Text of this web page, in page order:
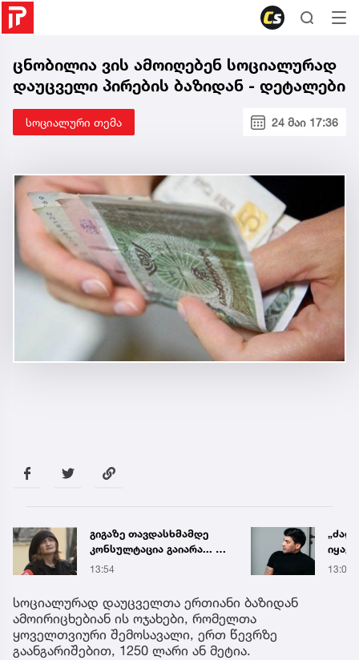
ცნობილია ვის ამოიღებენ სოციალურად
დაუცველი პირების ბაზიდან - დეტალები
სოციალური თემა 24 მაი 17:36
გიგაზე თავდასხმამდე
კონსულტაცია გაიარა... -
რა დეტალებს
მასწავლებლის დედა
13:54 13:03
სოციალურად დაუცველთა ერთიანი ბაზიდან
ამოირიცხებიან ის ოჯახები, რომელთა
ყოველთვიური შემოსავალი, ერთ წევრზე
გაანგარიშებით, 1250 ლარი ან მეტია.